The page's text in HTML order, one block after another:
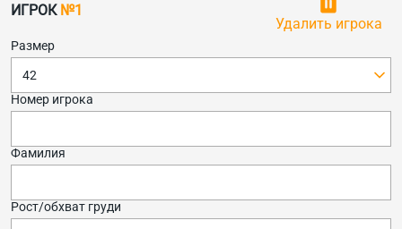
ИГРОК №1
Удалить игрока
Размер
42
Номер игрока
Фамилия
Рост/обхват груди